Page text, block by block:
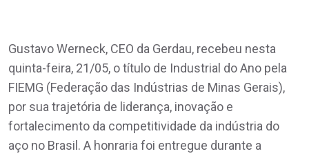
Gustavo Werneck, CEO da Gerdau, recebeu nesta
quinta-feira, 21/05, o título de Industrial do Ano pela
FIEMG (Federação das Indústrias de Minas Gerais),
por sua trajetória de liderança, inovação e
fortalecimento da competitividade da indústria do
aço no Brasil. A honraria foi entregue durante a